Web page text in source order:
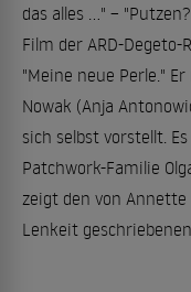
das alles ..." –
Film der ARD-Degeto-
"Meine neue Perle."
Nowak (Anja
sich selbst vorstellt.
Patchwork-Familie
zeigt den von
Lenkeit